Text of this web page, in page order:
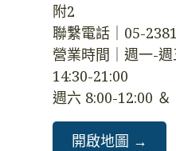
附2
聯繫電話｜05-
營業時間｜週一-
14:30-21:00
週六 8:00-12:00 ＆
開啟地圖 →️